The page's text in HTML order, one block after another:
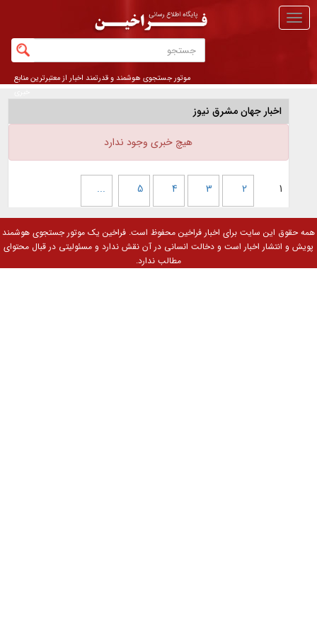
منو
اصلی
موتور جستجوی هوشمند و قدرتمند اخبار از معتبرترین منابع
اخبار جهان مشرق نیوز
هیچ خبری وجود ندارد
1
2
3
4
5
...
همه حقوق این سایت برای اخبار فراخین محفوظ است. فراخین یک موتور جستجوی هوشمند
پویش و انتشار اخبار است و دخالت انسانی در آن نقش ندارد و مسئولیتی در قبال محتوای
مطالب ندارد.